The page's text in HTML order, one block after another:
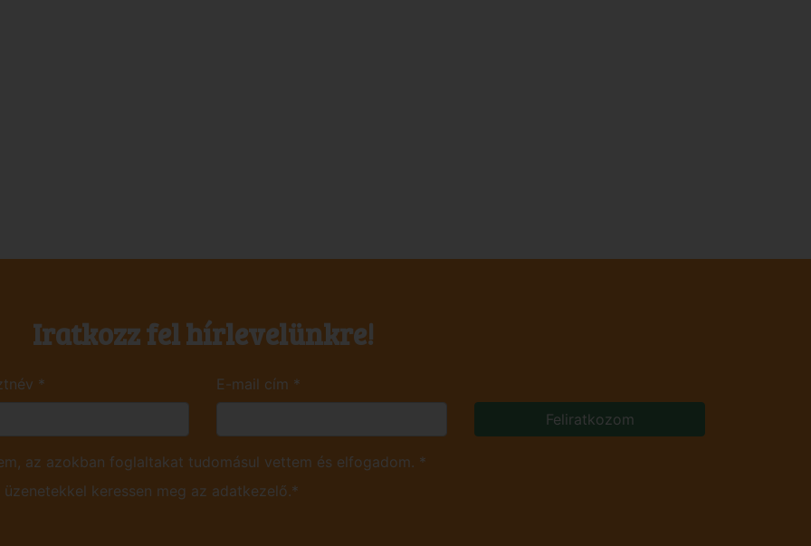
Iratkozz fel hírlevelünkre!
* E-mail cím *
Feliratkozom
az azokban foglaltakat tudomásul vettem és elfogadom. *
keressen meg az adatkezelő.*